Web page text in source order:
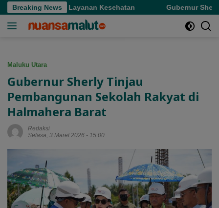
Langsung
ke
Breaking News
Layanan Kesehatan Gubernur Sherly Tinjau
Maluku Utara
Gubernur Sherly Tinjau
Pembangunan Sekolah Rakyat di
Halmahera Barat
Redaksi
Selasa, 3 Maret 2026 - 15:00